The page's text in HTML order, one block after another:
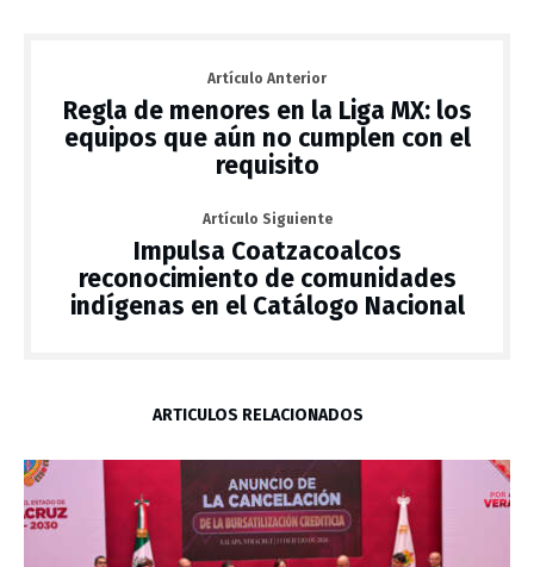
Artículo Anterior
Regla de menores en la Liga MX: los
equipos que aún no cumplen con el
requisito
Artículo Siguiente
Impulsa Coatzacoalcos
reconocimiento de comunidades
indígenas en el Catálogo Nacional
ARTÍCULOS RELACIONADOS